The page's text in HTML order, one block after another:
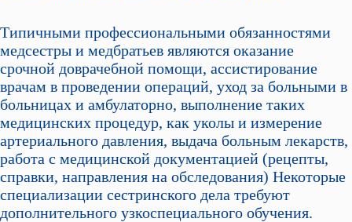
Типичными профессиональными обязанностями
медсестры и медбратьев являются оказание
срочной доврачебной помощи, ассистирование
врачам в проведении операций, уход за больными в
больницах и амбулаторно, выполнение таких
медицинских процедур, как уколы и измерение
артериального давления, выдача больным лекарств,
работа с медицинской документацией (рецепты,
справки, направления на обследования) Некоторые
специализации сестринского дела требуют
дополнительного узкоспециального обучения.